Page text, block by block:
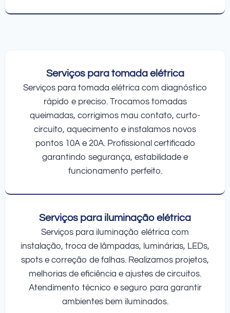
Serviços para tomada elétrica
Serviços para tomada elétrica com diagnóstico
rápido e preciso. Trocamos tomadas
queimadas, corrigimos mau contato, curto-
circuito, aquecimento e instalamos novos
pontos 10A e 20A. Profissional certificado
garantindo segurança, estabilidade e
funcionamento perfeito.
Serviços para iluminação elétrica
Serviços para iluminação elétrica com
instalação, troca de lâmpadas, luminárias, LEDs,
spots e correção de falhas. Realizamos projetos,
melhorias de eficiência e ajustes de circuitos.
Atendimento técnico e seguro para garantir
ambientes bem iluminados.